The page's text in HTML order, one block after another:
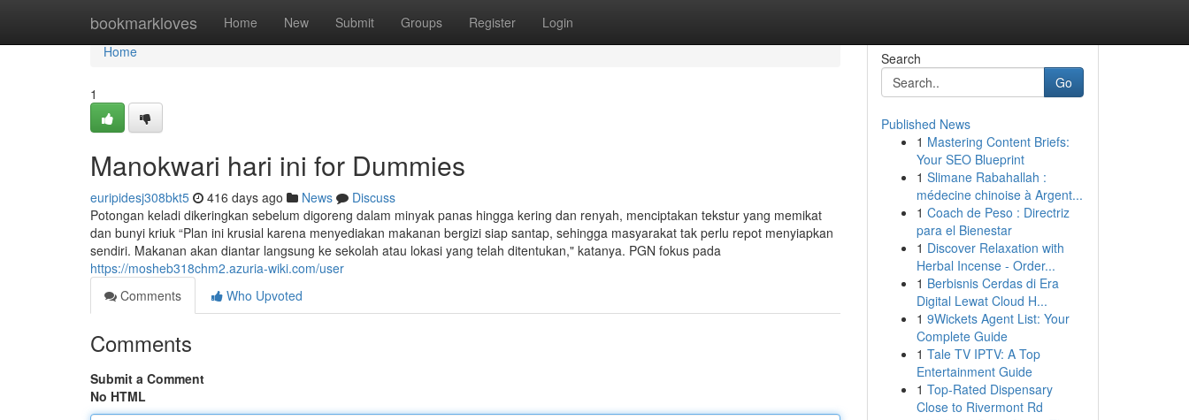
bookmarkloves Home New Submit Groups Register Login
Home
Home
1
Manokwari hari ini for Dummies
euripidesj308bkt5 416 days ago News
Discuss
Potongan keladi dikeringkan sebelum digoreng dalam minyak panas hingga kering dan renyah, menciptakan tekstur yang memikat
dan bunyi kriuk “Plan ini krusial karena menyediakan makanan bergizi siap santap, sehingga masyarakat tak perlu repot menyiapkan
sendiri. Makanan akan diantar langsung ke sekolah atau lokasi yang telah ditentukan," katanya. PGN fokus pada
https://mosheb318chm2.azuria-wiki.com/user
Comments
Who Upvoted
Comments
Submit a Comment
No HTML
Search
Go
Published News
1 Mastering Content Briefs:
Your SEO Blueprint
1 Slimane Rabahallah :
médecine chinoise à Argent...
1 Coach de Peso : Directriz
para el Bienestar
1 Discover Relaxation with
Herbal Incense - Order...
1 Berbisnis Cerdas di Era
Digital Lewat Cloud H...
1 9Wickets Agent List: Your
Complete Guide
1 Tale TV IPTV: A Top
Entertainment Guide
1 Top-Rated Dispensary
Close to Rivermont Rd